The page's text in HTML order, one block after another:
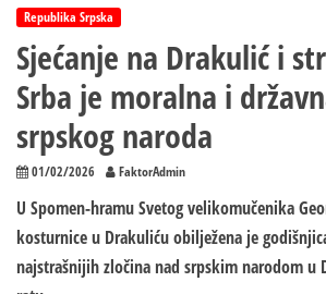
Republika Srpska
Sjećanje na Drakulić i
Srba je moralna i
srpskog naroda
01/02/2026 FaktorAdmin
U Spomen-hramu Svetog velikomučenika
kosturnice u Drakuliću obilježena je
najstrašnijih zločina nad srpskim narodom u